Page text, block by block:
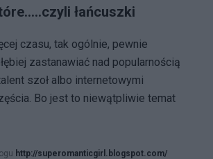
łańcuszki
czasu, tak ogólnie, pewnie
zastanawiać nad popularnością
szoł albo internetowymi
Bo jest to niewątpliwie temat
http://superomanticgirl.blogspot.com/